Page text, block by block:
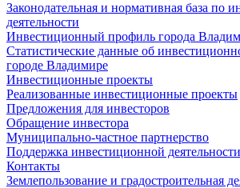
Законодательная и нормативная база по
деятельности
Инвестиционный профиль города
Статистические данные об
городе Владимире
Инвестиционные проекты
Реализованные инвестиционные проекты
Предложения для инвесторов
Обращение инвестора
Муниципально-частное партнерство
Поддержка инвестиционной деятельности
Контакты
Землепользование и градостроительная